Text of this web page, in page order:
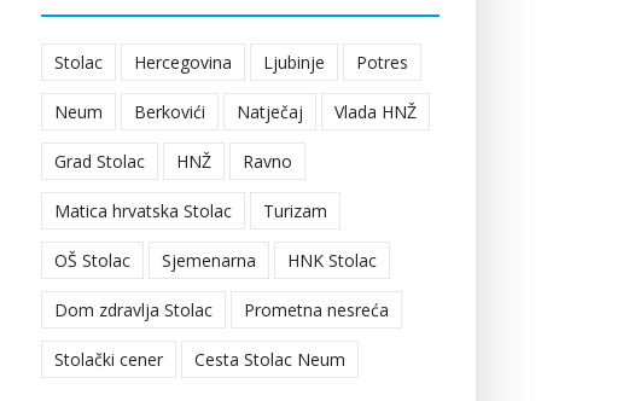
Stolac Hercegovina Ljubinje Potres
Neum Berkovići Natječaj Vlada HNŽ
Grad Stolac HNŽ Ravno
Matica hrvatska Stolac Turizam
OŠ Stolac Sjemenarna HNK Stolac
Dom zdravlja Stolac Prometna nesreća
Stolački cener Cesta Stolac Neum